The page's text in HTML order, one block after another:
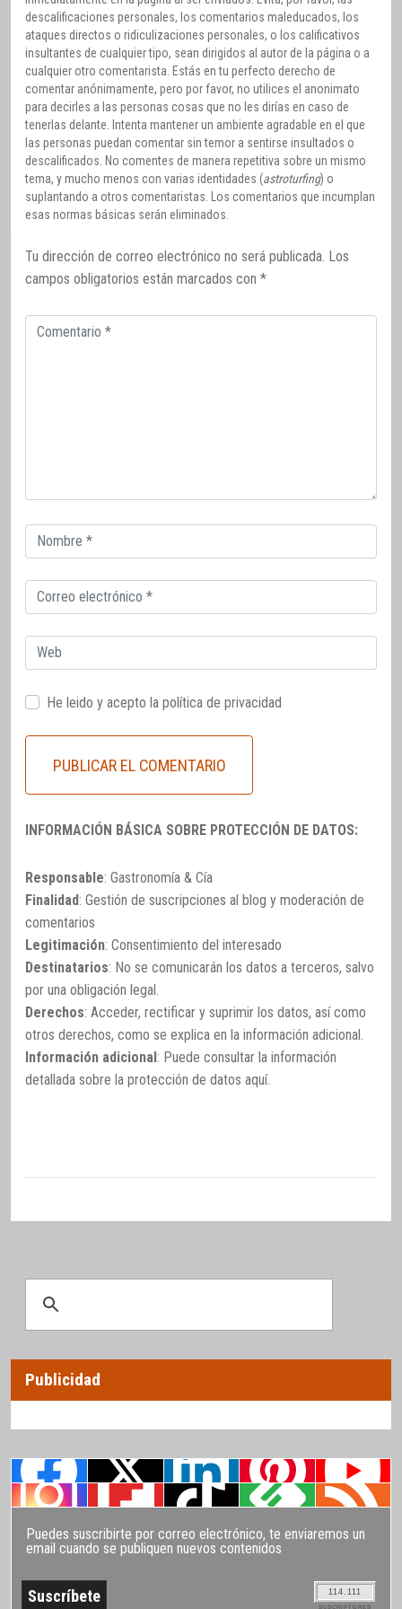
descalificaciones personales, los comentarios maleducados, los
ataques directos o ridiculizaciones personales, o los calificativos
insultantes de cualquier tipo, sean dirigidos al autor de la página o a
cualquier otro comentarista. Estás en tu perfecto derecho de
comentar anónimamente, pero por favor, no utilices el anonimato
para decirles a las personas cosas que no les dirías en caso de
tenerlas delante. Intenta mantener un ambiente agradable en el que
las personas puedan comentar sin temor a sentirse insultados o
descalificados. No comentes de manera repetitiva sobre un mismo
tema, y mucho menos con varias identidades (astroturfing) o
suplantando a otros comentaristas. Los comentarios que incumplan
esas normas básicas serán eliminados.
Tu dirección de correo electrónico no será publicada. Los
campos obligatorios están marcados con *
Comentario
Correo
electrónico
Correo
electrónico
Web
He leido y acepto la política de privacidad
INFORMACIÓN BÁSICA SOBRE PROTECCIÓN DE DATOS:
Responsable: Gastronomía & Cía
Finalidad: Gestión de suscripciones al blog y moderación de
comentarios
Legitimación: Consentimiento del interesado
Destinatarios: No se comunicarán los datos a terceros, salvo
por una obligación legal.
Derechos: Acceder, rectificar y suprimir los datos, así como
otros derechos, como se explica en la información adicional.
Información adicional: Puede consultar la información
detallada sobre la protección de datos aquí.
Publicidad
Puedes suscribirte por correo electrónico, te enviaremos un
email cuando se publiquen nuevos contenidos
114.111
SUSCRIPTORES